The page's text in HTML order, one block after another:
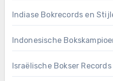
Indiase Bokrecords en
Indonesische
Israëlische Bokser Records